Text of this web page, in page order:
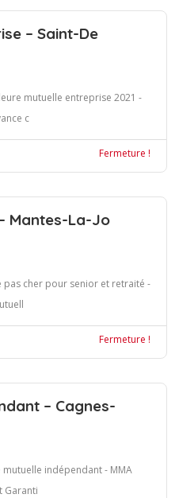
– Saint-De
mutuelle entreprise 2021 -
c
Fermeture !
Mantes-La-Jo
pas cher pour senior et retraité -
Fermeture !
– Cagnes-
indépendant - MMA
Garanti